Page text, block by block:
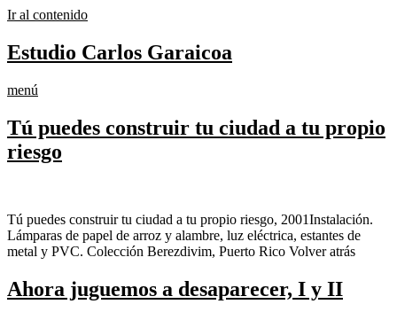
Ir al contenido
Estudio Carlos Garaicoa
menú
Tú puedes construir tu ciudad a tu propio
riesgo
Tú puedes construir tu ciudad a tu propio riesgo, 2001Instalación.
Lámparas de papel de arroz y alambre, luz eléctrica, estantes de
metal y PVC. Colección Berezdivim, Puerto Rico Volver atrás
Ahora juguemos a desaparecer, I y II